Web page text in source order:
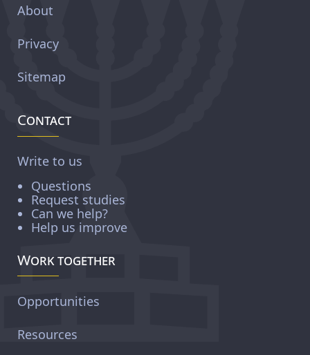
About
Privacy
Sitemap
Contact
Write to us
Questions
Request studies
Can we help?
Help us improve
Work together
Opportunities
Resources